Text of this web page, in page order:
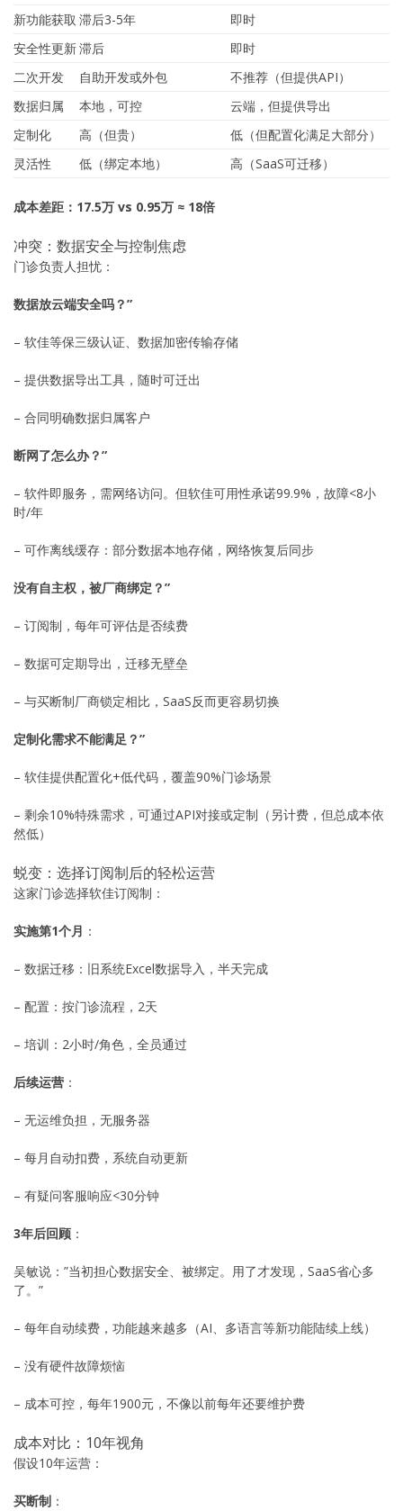
新功能获取 滞后3-5年
即时
安全性更新滞后
即时
二次开发
自助开发或外包
不推荐（但提供API）
数据归属
本地，可控
云端，但提供导出
定制化
高（但贵）
低（但配置化满足大部分）
灵活性
低（绑定本地） 高（SaaS可迁移）
成本差距：17.5万 vs 0.95万 ≈ 18倍
冲突：数据安全与控制焦虑
门诊负责人担忧：
数据放云端安全吗？”
– 软佳等保三级认证、数据加密传输存储
– 提供数据导出工具，随时可迁出
– 合同明确数据归属客户
断网了怎么办？”
– 软件即服务，需网络访问。但软佳可用性承诺99.9%，故障<8小
时/年
– 可作离线缓存：部分数据本地存储，网络恢复后同步
没有自主权，被厂商绑定？”
– 订阅制，每年可评估是否续费
– 数据可定期导出，迁移无壁垒
– 与买断制厂商锁定相比，SaaS反而更容易切换
定制化需求不能满足？”
– 软佳提供配置化+低代码，覆盖90%门诊场景
– 剩余10%特殊需求，可通过API对接或定制（另计费，但总成本依
然低）
蜕变：选择订阅制后的轻松运营
这家门诊选择软佳订阅制：
实施第1个月 ：
– 数据迁移：旧系统Excel数据导入，半天完成
– 配置：按门诊流程，2天
– 培训：2小时/角色，全员通过
后续运营 ：
– 无运维负担，无服务器
– 每月自动扣费，系统自动更新
– 有疑问客服响应<30分钟
3年后回顾 ：
吴敏说：”当初担心数据安全、被绑定。用了才发现，SaaS省心多
了。”
– 每年自动续费，功能越来越多（AI、多语言等新功能陆续上线）
– 没有硬件故障烦恼
– 成本可控，每年1900元，不像以前每年还要维护费
成本对比：10年视角
假设10年运营：
买断制 ：